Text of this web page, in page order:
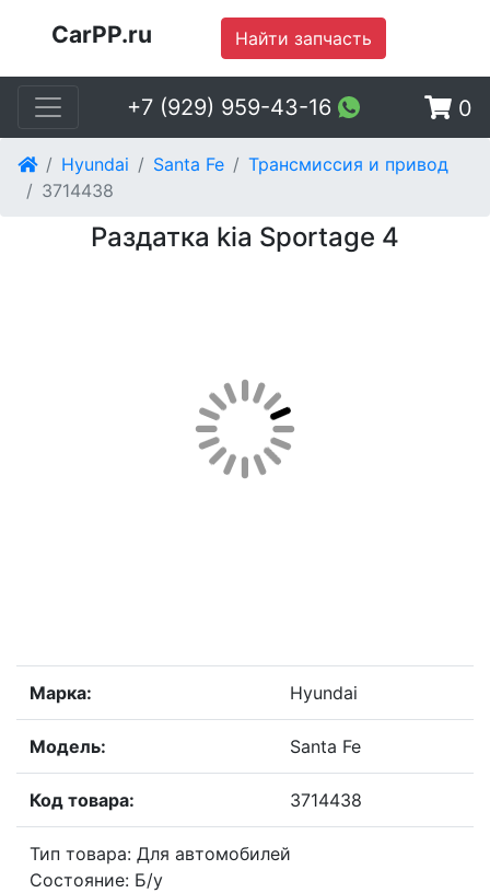
CarPP.ru Найти запчасть
+7 (929) 959-43-16 0
Hyundai Santa Fe
Трансмиссия и привод
3714438
Раздатка kia Sportage 4
Марка: Hyundai
Модель: Santa Fe
Код товара: 3714438
Тип товара: Для автомобилей
Состояние: Б/у